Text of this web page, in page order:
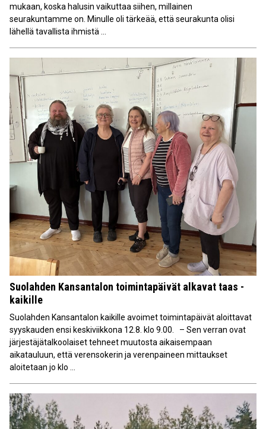
mukaan, koska halusin vaikuttaa siihen, millainen
seurakuntamme on. Minulle oli tärkeää, että seurakunta olisi
lähellä tavallista ihmistä ...
Suolahden Kansantalon toimintapäivät alkavat taas -
kaikille
Suolahden Kansantalon kaikille avoimet toimintapäivät aloittavat
syyskauden ensi keskiviikkona 12.8. klo 9.00. – Sen verran ovat
järjestäjätalkoolaiset tehneet muutosta aikaisempaan
aikatauluun, että verensokerin ja verenpaineen mittaukset
aloitetaan jo klo ...